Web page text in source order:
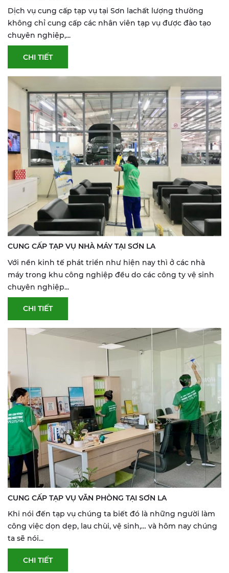
Dịch vụ cung cấp tạp vụ tại Sơn lachất lượng thường
không chỉ cung cấp các nhân viên tạp vụ được đào tạo
chuyên nghiệp,...
CHI TIẾT
CUNG CẤP TẠP VỤ NHÀ MÁY TẠI SƠN LA
Với nền kinh tế phát triển như hiện nay thì ở các nhà
máy trong khu công nghiệp đều do các công ty vệ sinh
chuyên nghiệp...
CHI TIẾT
CUNG CẤP TẠP VỤ VĂN PHÒNG TẠI SƠN LA
Khi nói đến tạp vụ chúng ta biết đó là những người làm
công việc dọn dẹp, lau chùi, vệ sinh,… và hôm nay chúng
ta sẽ nói...
CHI TIẾT